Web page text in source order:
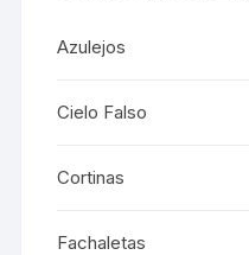
Azulejos
Cielo Falso
Cortinas
Fachaletas